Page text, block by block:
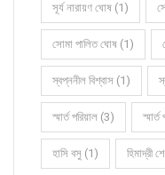
সূর্য নারায়ণ ঘোষ (1)
সোমা পালিত ঘোষ (1)
স্বপ্ননীল বিশ্বাস (1)
স্মার্ত পরিয়াল (3)
হাসি বসু (1) হিমাদ্রী